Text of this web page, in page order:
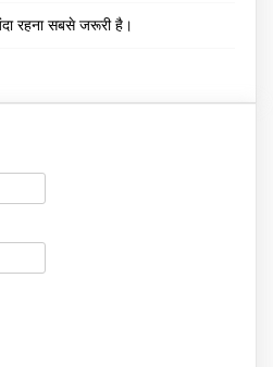
रहना सबसे जरूरी है।